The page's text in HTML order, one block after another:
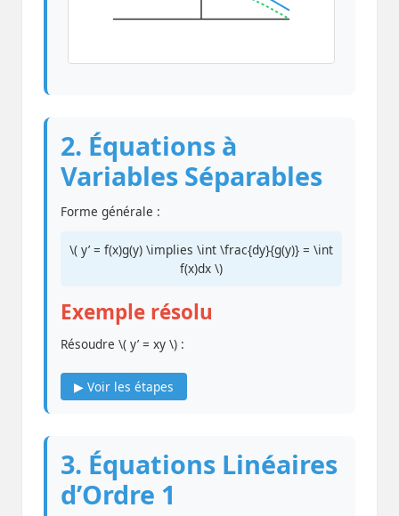
2. Équations à
Variables Séparables
Forme générale :
\( y’ = f(x)g(y) \implies \int \frac{dy}{g(y)} = \int
f(x)dx \)
Exemple résolu
Résoudre \( y’ = xy \) :
▶ Voir les étapes
3. Équations Linéaires
d’Ordre 1